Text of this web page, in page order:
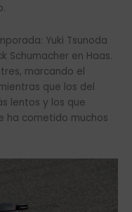
Yuki Tsunoda
Schumacher en Haas.
marcando el
que los del
lentos y los que
ha cometido muchos